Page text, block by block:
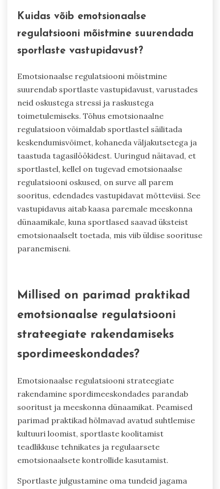
Kuidas võib emotsionaalse
regulatsiooni mõistmine suurendada
sportlaste vastupidavust?
Emotsionaalse regulatsiooni mõistmine
suurendab sportlaste vastupidavust, varustades
neid oskustega stressi ja raskustega
toimetulemiseks. Tõhus emotsionaalne
regulatsioon võimaldab sportlastel säilitada
keskendumisvõimet, kohaneda väljakutsetega ja
taastuda tagasilöökidest. Uuringud näitavad, et
sportlastel, kellel on tugevad emotsionaalse
regulatsiooni oskused, on surve all parem
sooritus, edendades vastupidavat mõtteviisi. See
vastupidavus aitab kaasa paremale meeskonna
dünaamikale, kuna sportlased saavad üksteist
emotsionaalselt toetada, mis viib üldise soorituse
paranemiseni.
Millised on parimad praktikad
emotsionaalse regulatsiooni
strateegiate rakendamiseks
spordimeeskondades?
Emotsionaalse regulatsiooni strateegiate
rakendamine spordimeeskondades parandab
sooritust ja meeskonna dünaamikat. Peamised
parimad praktikad hõlmavad avatud suhtlemise
kultuuri loomist, sportlaste koolitamist
teadlikkuse tehnikates ja regulaarsete
emotsionaalsete kontrollide kasutamist.
Sportlaste julgustamine oma tundeid jagama